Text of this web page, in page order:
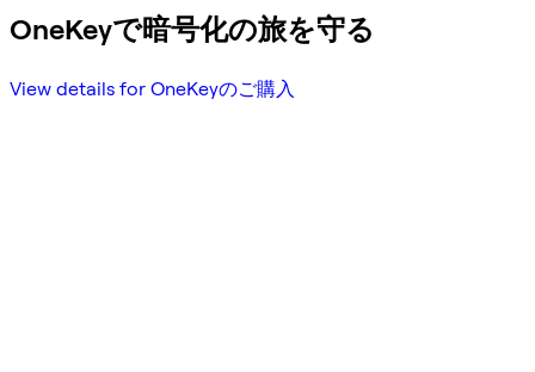
OneKeyで暗号化の旅を守る
View details for OneKeyのご購入